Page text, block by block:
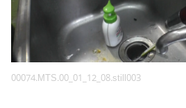
00074.MTS.00_01_12_08.still003